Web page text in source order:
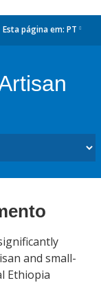
Esta página em: PT
and small-
Ethiopia